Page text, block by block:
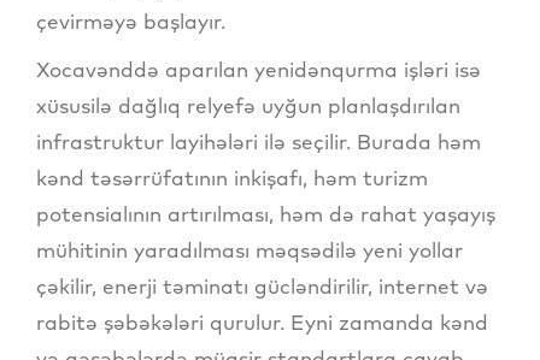
çevirməyə başlayır.
Xocavənddə aparılan yenidənqurma işləri isə
xüsusilə dağlıq relyefə uyğun planlaşdırılan
infrastruktur layihələri ilə seçilir. Burada həm
kənd təsərrüfatının inkişafı, həm turizm
potensialının artırılması, həm də rahat yaşayış
mühitinin yaradılması məqsədilə yeni yollar
çəkilir, enerji təminatı gücləndirilir, internet və
rabitə şəbəkələri qurulur. Eyni zamanda kənd